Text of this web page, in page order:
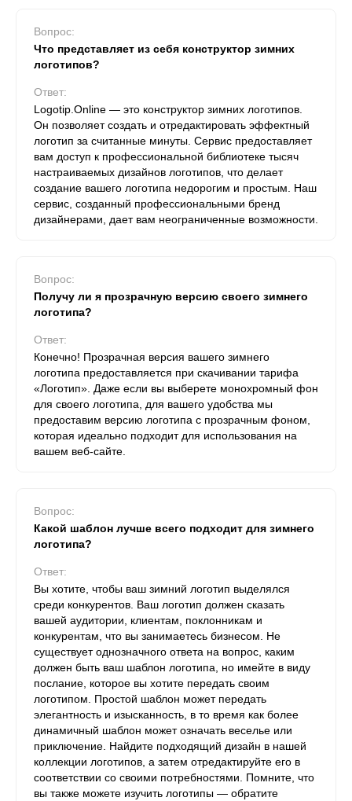
Вопрос:
Что представляет из себя конструктор зимних
логотипов?
Ответ:
Logotip.Online — это конструктор зимних логотипов.
Он позволяет создать и отредактировать эффектный
логотип за считанные минуты. Сервис предоставляет
вам доступ к профессиональной библиотеке тысяч
настраиваемых дизайнов логотипов, что делает
создание вашего логотипа недорогим и простым. Наш
сервис, созданный профессиональными бренд
дизайнерами, дает вам неограниченные возможности.
Вопрос:
Получу ли я прозрачную версию своего зимнего
логотипа?
Ответ:
Конечно! Прозрачная версия вашего зимнего
логотипа предоставляется при скачивании тарифа
«Логотип». Даже если вы выберете монохромный фон
для своего логотипа, для вашего удобства мы
предоставим версию логотипа с прозрачным фоном,
которая идеально подходит для использования на
вашем веб-сайте.
Вопрос:
Какой шаблон лучше всего подходит для зимнего
логотипа?
Ответ:
Вы хотите, чтобы ваш зимний логотип выделялся
среди конкурентов. Ваш логотип должен сказать
вашей аудитории, клиентам, поклонникам и
конкурентам, что вы занимаетесь бизнесом. Не
существует однозначного ответа на вопрос, каким
должен быть ваш шаблон логотипа, но имейте в виду
послание, которое вы хотите передать своим
логотипом. Простой шаблон может передать
элегантность и изысканность, в то время как более
динамичный шаблон может означать веселье или
приключение. Найдите подходящий дизайн в нашей
коллекции логотипов, а затем отредактируйте его в
соответствии со своими потребностями. Помните, что
вы также можете изучить логотипы — обратите